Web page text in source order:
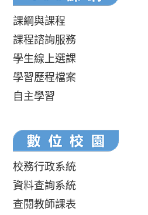
課綱與課程
課程諮詢服務
學生線上選課
學習歷程檔案
自主學習
校務行政系統
資料查詢系統
查閱教師課表